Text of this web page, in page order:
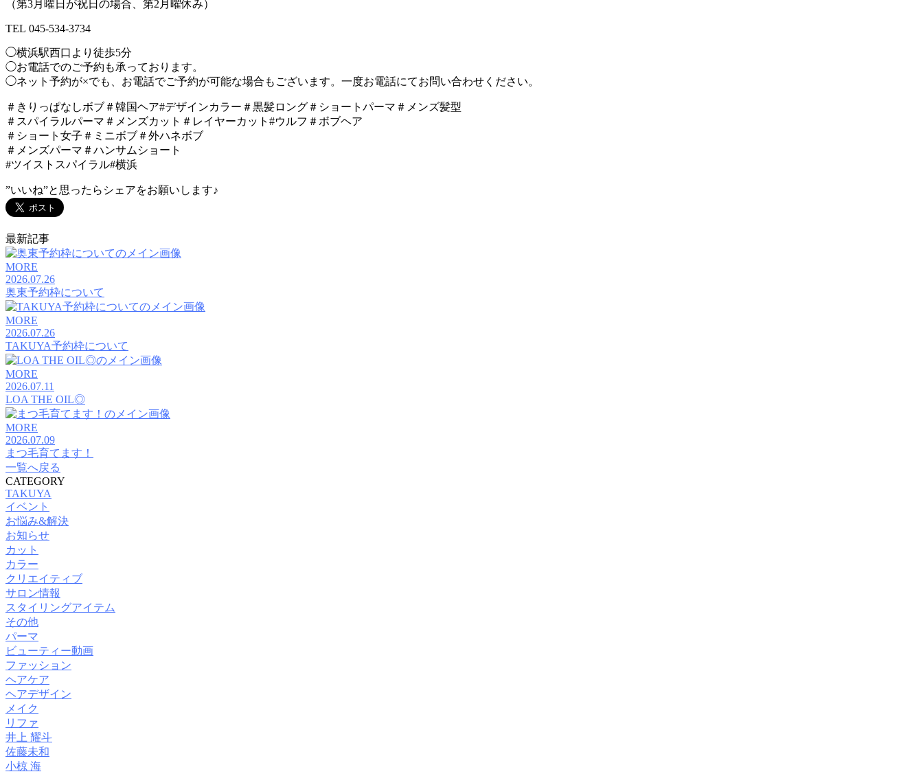
（第3月曜日が祝日の場合、第2月曜休み）
TEL 045-534-3734
◯横浜駅西口より徒歩5分
◯お電話でのご予約も承っております。
◯ネット予約が×でも、お電話でご予約が可能な場合もございます。一度お電話にてお問い合わせください。
＃きりっぱなしボブ＃韓国ヘア#デザインカラー＃黒髪ロング＃ショートパーマ＃メンズ髪型
＃スパイラルパーマ＃メンズカット＃レイヤーカット#ウルフ＃ボブヘア
＃ショート女子＃ミニボブ＃外ハネボブ
＃メンズパーマ＃ハンサムショート
#ツイストスパイラル#横浜
”いいね”と思ったらシェアをお願いします♪
最新記事
MORE
2026.07.26
奥東予約枠について
MORE
2026.07.26
TAKUYA予約枠について
MORE
2026.07.11
LOA THE OIL◎
MORE
2026.07.09
まつ毛育てます！
一覧へ戻る
CATEGORY
TAKUYA
イベント
お悩み&解決
お知らせ
カット
カラー
クリエイティブ
サロン情報
スタイリングアイテム
その他
パーマ
ビューティー動画
ファッション
ヘアケア
ヘアデザイン
メイク
リファ
井上 耀斗
佐藤未和
小椋 海